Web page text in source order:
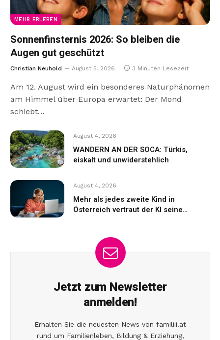
MEHR ERLEBEN
Sonnenfinsternis 2026: So bleiben die
Augen gut geschützt
Christian Neuhold August 5, 2026 3 Minuten Lesezeit
Am 12. August wird ein besonderes Naturphänomen
am Himmel über Europa erwartet: Der Mond
schiebt…
August 4, 2026
WANDERN AN DER SOCA: Türkis,
eiskalt und unwiderstehlich
August 4, 2026
Mehr als jedes zweite Kind in
Österreich vertraut der KI seine
Jetzt zum Newsletter
anmelden!
Erhalten Sie die neuesten News von familiii.at
rund um Familienleben, Bildung & Erziehung,